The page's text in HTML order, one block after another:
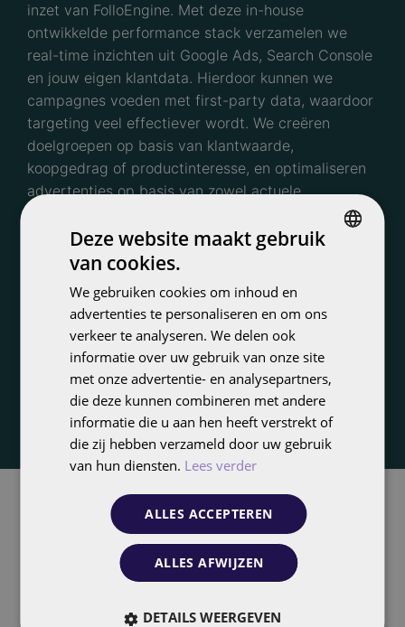
inzet van FolloEngine. Met deze in-house
ontwikkelde performance stack verzamelen we
real-time inzichten uit Google Ads, Search Console
en jouw eigen klantdata. Hierdoor kunnen we
campagnes voeden met first-party data, waardoor
targeting veel effectiever wordt. We creëren
doelgroepen op basis van klantwaarde,
koopgedrag of productinteresse, en optimaliseren
advertenties op basis van zowel actuele
performance als marktdata. Daarnaast gebruiken
we FolloEngine voor slimme toepassingen zoals
brand bidding en automatische feedoptimalisatie.
fase in de klantreis.
Ontdek FolloEngine
Wat maakt Follo de ideale
partner voor jouw geïntegreerde
Deze website maakt gebruik
van cookies.
We gebruiken cookies om inhoud en
advertenties te personaliseren en om ons
verkeer te analyseren. We delen ook
informatie over uw gebruik van onze site
met onze advertentie- en analysepartners,
die deze kunnen combineren met andere
informatie die u aan hen heeft verstrekt of
die zij hebben verzameld door uw gebruik
van hun diensten. Lees verder
ALLES ACCEPTEREN
ALLES AFWIJZEN
DETAILS WEERGEVEN